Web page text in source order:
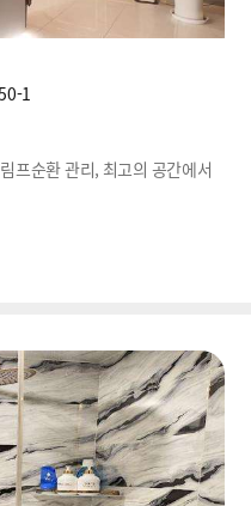
1
프순환 관리, 최고의 공간에서